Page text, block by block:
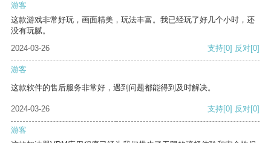
游客
这款游戏非常好玩，画面精美，玩法丰富。我已经玩了好几个小时，还
没有玩腻。
2024-03-26
支持[0] 反对[0]
游客
这款软件的售后服务非常好，遇到问题都能得到及时解决。
2024-03-26 支持[0] 反对[0]
游客